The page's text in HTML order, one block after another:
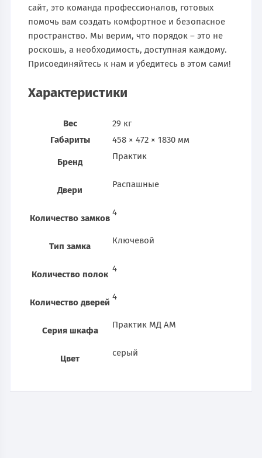
сайт, это команда профессионалов, готовых
помочь вам создать комфортное и безопасное
пространство. Мы верим, что порядок – это не
роскошь, а необходимость, доступная каждому.
Присоединяйтесь к нам и убедитесь в этом сами!
Характеристики
Вес
29 кг
Габариты
458 × 472 × 1830 мм
Бренд
Практик
Двери
Распашные
Количество замков
4
Тип замка
Ключевой
Количество полок
4
Количество дверей
4
Серия шкафа
Практик МД АМ
Цвет
серый